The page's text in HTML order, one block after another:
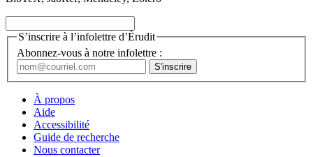
S’inscrire à l’infolettre d’Érudit
Abonnez-vous à notre infolettre :
À propos
Aide
Accessibilité
Guide de recherche
Nous contacter